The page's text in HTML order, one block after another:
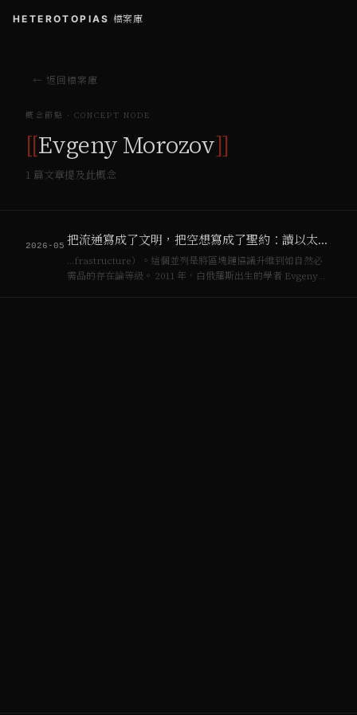
HETEROTOPIAS 檔案庫
← 返回檔案庫
概念節點 · CONCEPT NODE
[[Evgeny Morozov]]
1 篇文章提及此概念
2026-05 把流通寫成了文明，把空想寫成了聖約：讀以太坊基金會的使命書
…frastructure）。這個並列是將區塊鏈協議升維到如自然必
需品的存在論等級。 2011 年，白俄羅斯出生的學者 Evgeny